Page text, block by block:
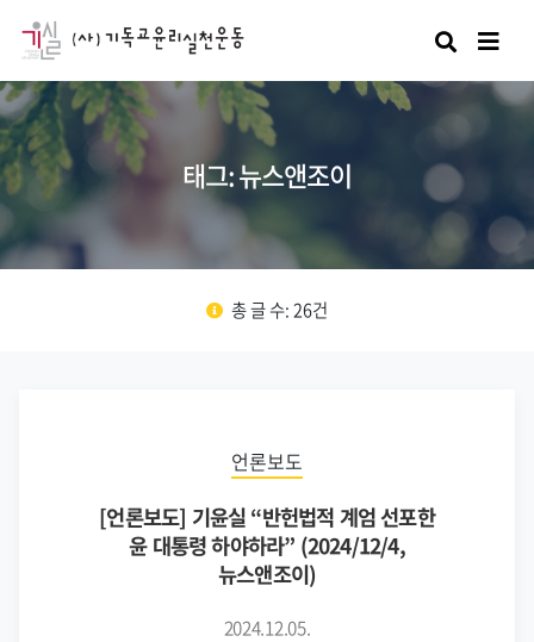
검색
태그: 뉴스앤조이
총 글 수: 26건
언론보도
[언론보도] 기윤실 “반헌법적 계엄 선포한
윤 대통령 하야하라” (2024/12/4,
뉴스앤조이)
2024.12.05.